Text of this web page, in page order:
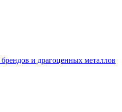
и драгоценных металлов